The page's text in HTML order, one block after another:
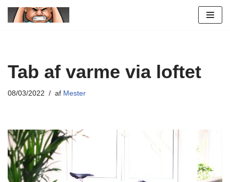
Tab af varme via loftet
08/03/2022 af Mester